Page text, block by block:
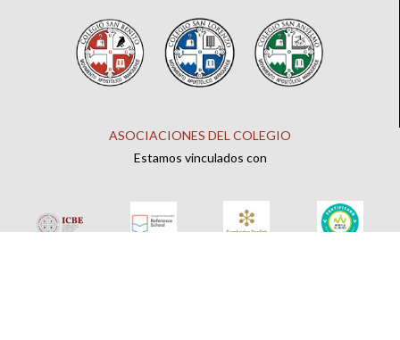
ASOCIACIONES DEL COLEGIO
Estamos vinculados con